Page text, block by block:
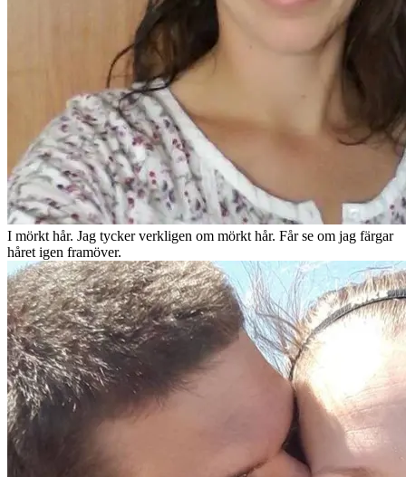
I mörkt hår. Jag tycker verkligen om mörkt hår. Får se om jag färgar
håret igen framöver.